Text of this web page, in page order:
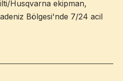
Husqvarna ekipman,
Bölgesi'nde 7/24 acil